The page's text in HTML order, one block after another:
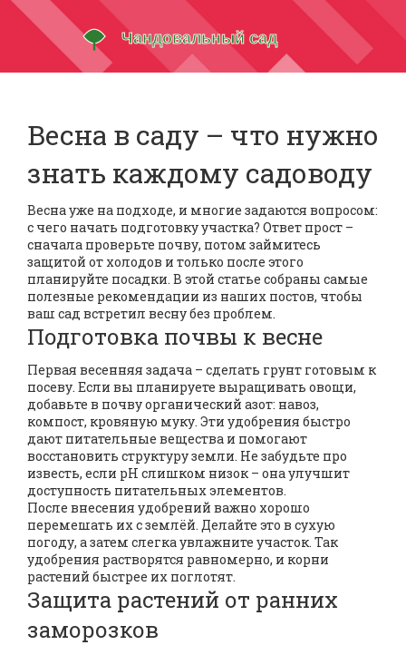
Весна в саду – что нужно
знать каждому садоводу
Весна уже на подходе, и многие задаются вопросом:
с чего начать подготовку участка? Ответ прост –
сначала проверьте почву, потом займитесь
защитой от холодов и только после этого
планируйте посадки. В этой статье собраны самые
полезные рекомендации из наших постов, чтобы
ваш сад встретил весну без проблем.
Подготовка почвы к весне
Первая весенняя задача – сделать грунт готовым к
посеву. Если вы планируете выращивать овощи,
добавьте в почву органический азот: навоз,
компост, кровяную муку. Эти удобрения быстро
дают питательные вещества и помогают
восстановить структуру земли. Не забудьте про
известь, если pH слишком низок – она улучшит
доступность питательных элементов.
После внесения удобрений важно хорошо
перемешать их с землёй. Делайте это в сухую
погоду, а затем слегка увлажните участок. Так
удобрения растворятся равномерно, и корни
растений быстрее их поглотят.
Защита растений от ранних
заморозков